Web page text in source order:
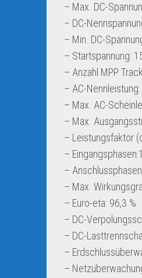
– Max. DC-
– DC-
– Min. DC-
– Startspannung:
– Anzahl MPP
– AC-
– Max. AC-
– Max.
– Leistungsfaktor
– Eingangsphasen:1
–
– Max.
– Euro-eta: 96,3 %
– DC-
– DC-
–
–